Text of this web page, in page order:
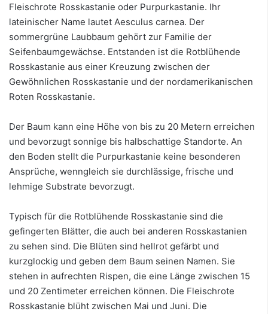
Fleischrote Rosskastanie oder Purpurkastanie. Ihr
lateinischer Name lautet Aesculus carnea. Der
sommergrüne Laubbaum gehört zur Familie der
Seifenbaumgewächse. Entstanden ist die Rotblühende
Rosskastanie aus einer Kreuzung zwischen der
Gewöhnlichen Rosskastanie und der nordamerikanischen
Roten Rosskastanie.
Der Baum kann eine Höhe von bis zu 20 Metern erreichen
und bevorzugt sonnige bis halbschattige Standorte. An
den Boden stellt die Purpurkastanie keine besonderen
Ansprüche, wenngleich sie durchlässige, frische und
lehmige Substrate bevorzugt.
Typisch für die Rotblühende Rosskastanie sind die
gefingerten Blätter, die auch bei anderen Rosskastanien
zu sehen sind. Die Blüten sind hellrot gefärbt und
kurzglockig und geben dem Baum seinen Namen. Sie
stehen in aufrechten Rispen, die eine Länge zwischen 15
und 20 Zentimeter erreichen können. Die Fleischrote
Rosskastanie blüht zwischen Mai und Juni. Die